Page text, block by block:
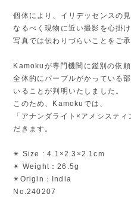
個体により、イリデッセンスの
なるべく現物に近い撮影を心掛
写真では伝わりづらいことをご
Kamokuが専門機関に鑑別の依頼
全体的にパープルがかっている
いることが判明いたしました。
このため、Kamokuでは、
「アナンダライト×アメシステ
だきます。
✴︎ Size : 4.1×2.3×2.1cm
✴︎ Weight：26.5g
✴︎Origin：India
No.240207